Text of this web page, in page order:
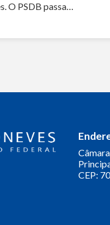
O PSDB passa…
CEP: